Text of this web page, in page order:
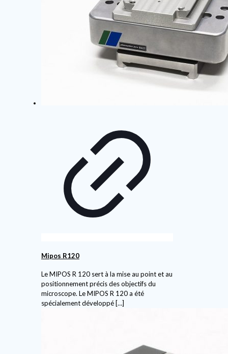
Mipos R120
Le MIPOS R 120 sert à la mise au point et au
positionnement précis des objectifs du
microscope. Le MIPOS R 120 a été
spécialement développé […]